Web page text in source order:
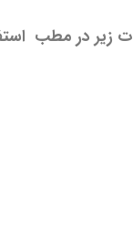
زیر در مطب